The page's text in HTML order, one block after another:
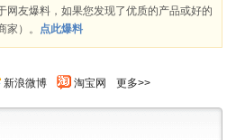
网友爆料，如果您发现了优质的产品或好的
）。 点此爆料
新浪微博 淘宝网 更多>>